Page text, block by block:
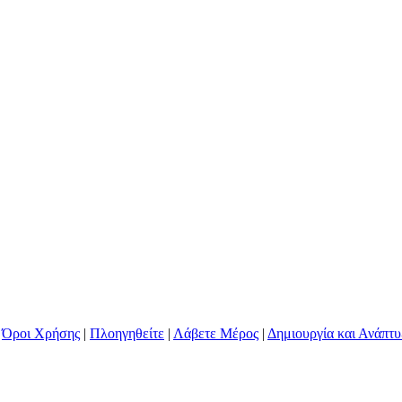
Όροι Χρήσης | Πλοηγηθείτε | Λάβετε Μέρος | Δημιουργία και